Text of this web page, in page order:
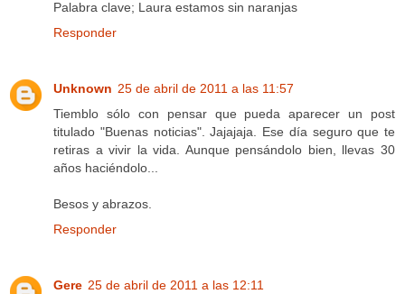
Palabra clave; Laura estamos sin naranjas
Responder
Unknown 25 de abril de 2011 a las 11:57
Tiemblo sólo con pensar que pueda aparecer un post
titulado "Buenas noticias". Jajajaja. Ese día seguro que te
retiras a vivir la vida. Aunque pensándolo bien, llevas 30
años haciéndolo...
Besos y abrazos.
Responder
Gere 25 de abril de 2011 a las 12:11